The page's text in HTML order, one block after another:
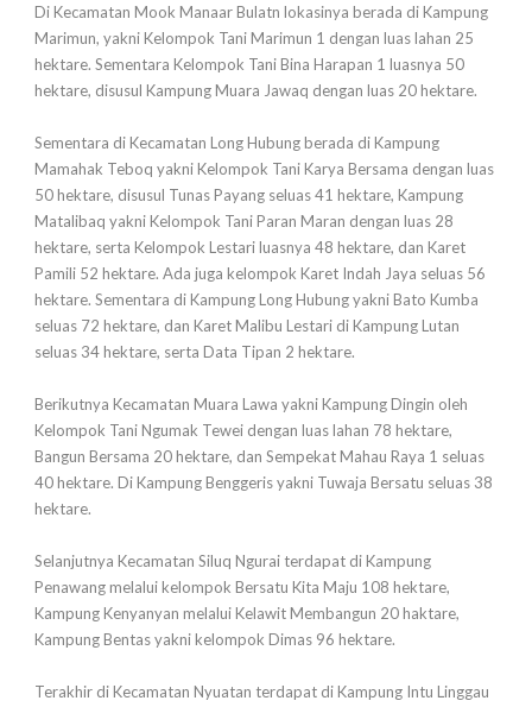
Di Kecamatan Mook Manaar Bulatn lokasinya berada di Kampung
Marimun, yakni Kelompok Tani Marimun 1 dengan luas lahan 25
hektare. Sementara Kelompok Tani Bina Harapan 1 luasnya 50
hektare, disusul Kampung Muara Jawaq dengan luas 20 hektare.
Sementara di Kecamatan Long Hubung berada di Kampung
Mamahak Teboq yakni Kelompok Tani Karya Bersama dengan luas
50 hektare, disusul Tunas Payang seluas 41 hektare, Kampung
Matalibaq yakni Kelompok Tani Paran Maran dengan luas 28
hektare, serta Kelompok Lestari luasnya 48 hektare, dan Karet
Pamili 52 hektare. Ada juga kelompok Karet Indah Jaya seluas 56
hektare. Sementara di Kampung Long Hubung yakni Bato Kumba
seluas 72 hektare, dan Karet Malibu Lestari di Kampung Lutan
seluas 34 hektare, serta Data Tipan 2 hektare.
Berikutnya Kecamatan Muara Lawa yakni Kampung Dingin oleh
Kelompok Tani Ngumak Tewei dengan luas lahan 78 hektare,
Bangun Bersama 20 hektare, dan Sempekat Mahau Raya 1 seluas
40 hektare. Di Kampung Benggeris yakni Tuwaja Bersatu seluas 38
hektare.
Selanjutnya Kecamatan Siluq Ngurai terdapat di Kampung
Penawang melalui kelompok Bersatu Kita Maju 108 hektare,
Kampung Kenyanyan melalui Kelawit Membangun 20 haktare,
Kampung Bentas yakni kelompok Dimas 96 hektare.
Terakhir di Kecamatan Nyuatan terdapat di Kampung Intu Linggau